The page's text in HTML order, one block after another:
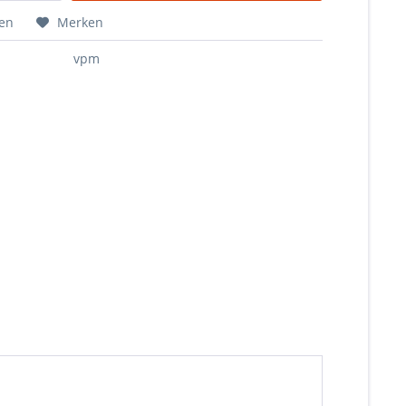
Merken
vpm